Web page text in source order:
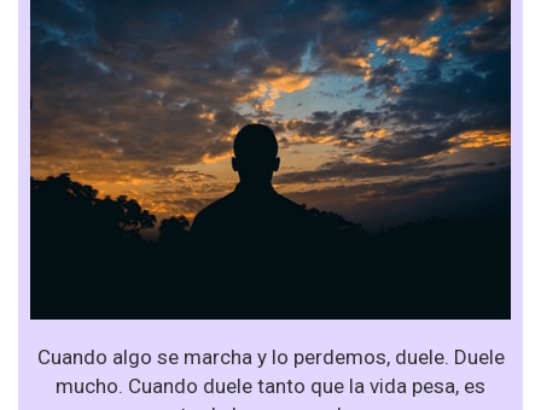
Cuando algo se marcha y lo perdemos, duele. Duele
mucho. Cuando duele tanto que la vida pesa, es